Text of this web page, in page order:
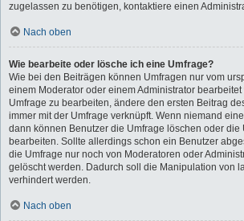
zugelassen zu benötigen, kontaktiere einen
Nach oben
Wie bearbeite oder lösche ich eine Umfrage?
Wie bei den Beiträgen können Umfragen nur vom
einem Moderator oder einem Administrator
Umfrage zu bearbeiten, ändere den ersten Beitrag
immer mit der Umfrage verknüpft. Wenn niemand
dann können Benutzer die Umfrage löschen oder die
bearbeiten. Sollte allerdings schon ein Benutzer
die Umfrage nur noch von Moderatoren oder
gelöscht werden. Dadurch soll die Manipulation von
verhindert werden.
Nach oben